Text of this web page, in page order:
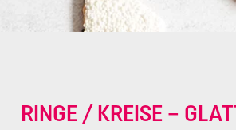
RINGE / KREISE –